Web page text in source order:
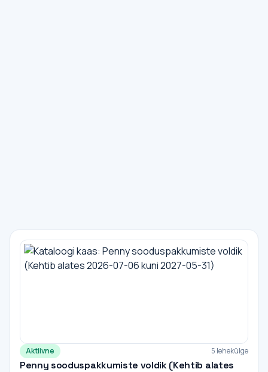
Aktiivne 5 lehekülge
Penny sooduspakkumiste voldik (Kehtib alates